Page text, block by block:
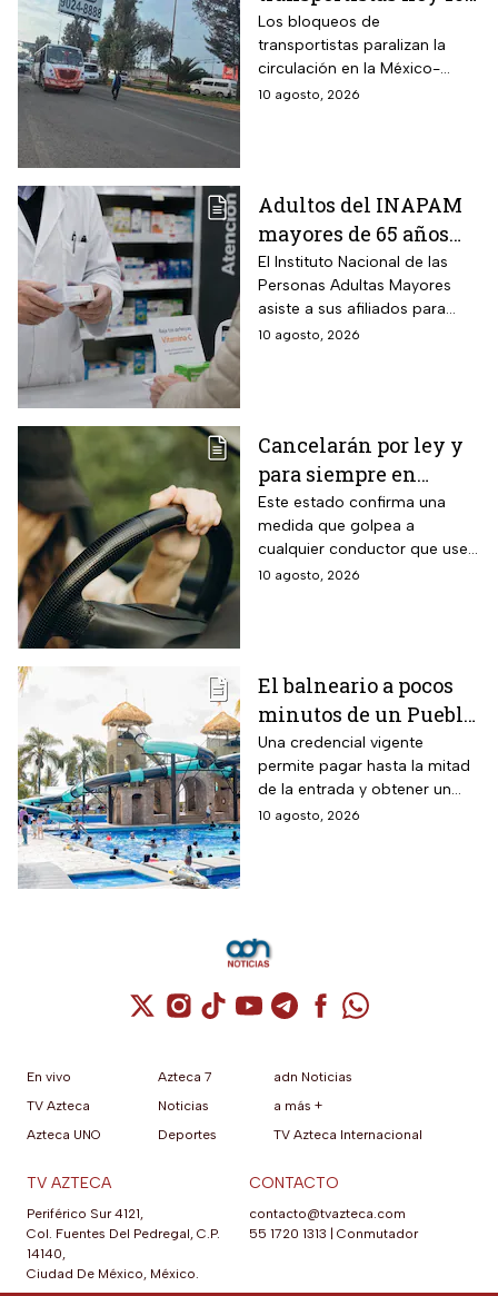
de agosto; tramos de
carreteras que están
cerrados
Los bloqueos de
transportistas paralizan la
circulación en la México-
Puebla hoy lunes
10 agosto, 2026
Adultos del INAPAM
mayores de 65 años
pueden acceder al
aguinaldo y Pensión
del Bienestar: paso a
paso para inscribirte y
El Instituto Nacional de las
Personas Adultas Mayores
asiste a sus afiliados para
conseguir un empleo además
10 agosto, 2026
Cancelarán por ley y
para siempre en
Jalisco la licencia de
conducir de todos los
conductores que
circulen en estos
Este estado confirma una
medida que golpea a
cualquier conductor que use
su auto particular con
10 agosto, 2026
El balneario a pocos
minutos de un Pueblo
Mágico de Querétaro
que da 50% de
descuento a mayores
de 60 años y 30% a
Una credencial vigente
permite pagar hasta la mitad
de la entrada y obtener un
descuento adicional para
10 agosto, 2026
Cuenta de X / Twitter (se abre en una
Cuenta de Instagram (se abre en una
Cuenta de TikTok (se abre en
Cuenta de YouTube (se abre
Cuenta de Telegram (se
Cuenta de
Cuenta de
En vivo
TV Azteca
Azteca UNO
Azteca 7
Noticias
Deportes
adn Noticias
a más +
TV Azteca Internacional
TV AZTECA
Periférico Sur 4121,
Col. Fuentes Del Pedregal, C.P.
14140,
Ciudad De México, México.
CONTACTO
contacto@tvazteca.com
55 1720 1313
Conmutador